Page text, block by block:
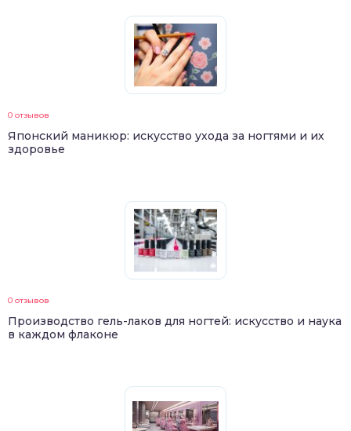
0 отзывов
Японский маникюр: искусство ухода за ногтями и их
здоровье
0 отзывов
Производство гель-лаков для ногтей: искусство и наука
в каждом флаконе